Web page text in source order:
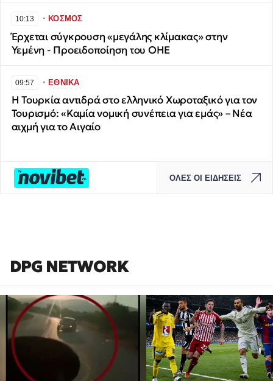
10:13 ∙ΚΟΣΜΟΣ
Έρχεται σύγκρουση «μεγάλης κλίμακας» στην
Υεμένη - Προειδοποίηση του ΟΗΕ
09:57 ∙ΕΘΝΙΚΑ
Η Τουρκία αντιδρά στο ελληνικό Χωροταξικό για τον
Τουρισμό: «Καμία νομική συνέπεια για εμάς» – Νέα
αιχμή για το Αιγαίο
ΟΛΕΣ ΟΙ ΕΙΔΗΣΕΙΣ
DPG NETWORK